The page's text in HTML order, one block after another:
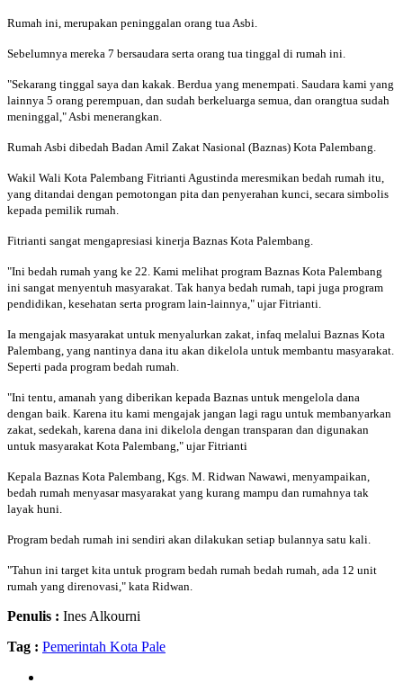
Rumah ini, merupakan peninggalan orang tua Asbi.
Sebelumnya mereka 7 bersaudara serta orang tua tinggal di rumah ini.
"Sekarang tinggal saya dan kakak. Berdua yang menempati. Saudara kami yang
lainnya 5 orang perempuan, dan sudah berkeluarga semua, dan orangtua sudah
meninggal," Asbi menerangkan.
Rumah Asbi dibedah Badan Amil Zakat Nasional (Baznas) Kota Palembang.
Wakil Wali Kota Palembang Fitrianti Agustinda meresmikan bedah rumah itu,
yang ditandai dengan pemotongan pita dan penyerahan kunci, secara simbolis
kepada pemilik rumah.
Fitrianti sangat mengapresiasi kinerja Baznas Kota Palembang.
"Ini bedah rumah yang ke 22. Kami melihat program Baznas Kota Palembang
ini sangat menyentuh masyarakat. Tak hanya bedah rumah, tapi juga program
pendidikan, kesehatan serta program lain-lainnya," ujar Fitrianti.
Ia mengajak masyarakat untuk menyalurkan zakat, infaq melalui Baznas Kota
Palembang, yang nantinya dana itu akan dikelola untuk membantu masyarakat.
Seperti pada program bedah rumah.
"Ini tentu, amanah yang diberikan kepada Baznas untuk mengelola dana
dengan baik. Karena itu kami mengajak jangan lagi ragu untuk membanyarkan
zakat, sedekah, karena dana ini dikelola dengan transparan dan digunakan
untuk masyarakat Kota Palembang," ujar Fitrianti
Kepala Baznas Kota Palembang, Kgs. M. Ridwan Nawawi, menyampaikan,
bedah rumah menyasar masyarakat yang kurang mampu dan rumahnya tak
layak huni.
Program bedah rumah ini sendiri akan dilakukan setiap bulannya satu kali.
"Tahun ini target kita untuk program bedah rumah bedah rumah, ada 12 unit
rumah yang direnovasi," kata Ridwan.
Penulis : Ines Alkourni
Tag : Pemerintah Kota Pale